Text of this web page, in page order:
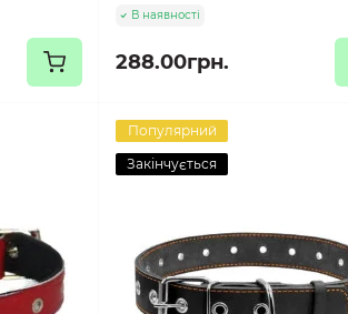
В наявності
288.00грн.
Популярний
Закінчується